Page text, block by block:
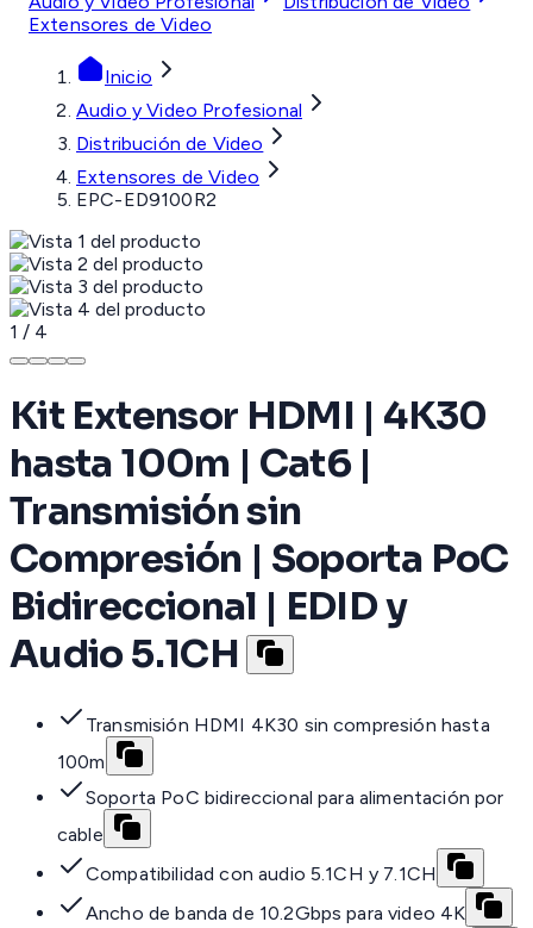
Extensores de Video
Inicio
Audio y Video Profesional
Distribución de Video
Extensores de Video
EPC-ED9100R2
1 / 4
Kit Extensor HDMI | 4K30
hasta 100m | Cat6 |
Transmisión sin
Compresión | Soporta PoC
Bidireccional | EDID y
Audio 5.1CH
Transmisión HDMI 4K30 sin compresión hasta
100m
Soporta PoC bidireccional para alimentación por
cable
Compatibilidad con audio 5.1CH y 7.1CH
Ancho de banda de 10.2Gbps para video 4K